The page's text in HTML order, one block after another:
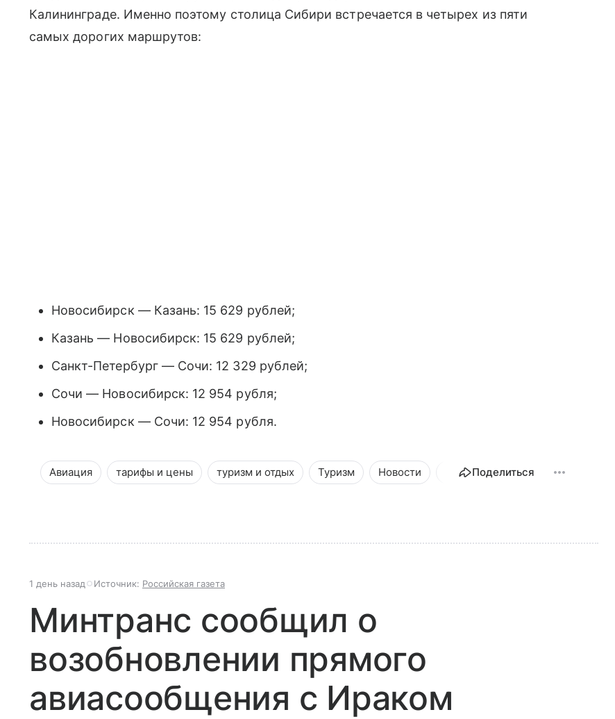
Калининграде. Именно поэтому столица Сибири встречается в четырех из пяти
самых дорогих маршрутов:
Новосибирск — Казань: 15 629 рублей;
Казань — Новосибирск: 15 629 рублей;
Санкт-Петербург — Сочи: 12 329 рублей;
Сочи — Новосибирск: 12 954 рубля;
Новосибирск — Сочи: 12 954 рубля.
Авиация тарифы и цены туризм и отдых Туризм Новости Общество
Поделиться
1 день назад Источник: Российская газета
Минтранс сообщил о
возобновлении прямого
авиасообщения с Ираком